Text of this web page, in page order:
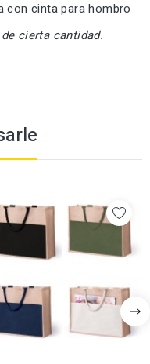
con cinta para hombro
cierta cantidad.